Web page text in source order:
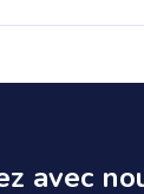
avec